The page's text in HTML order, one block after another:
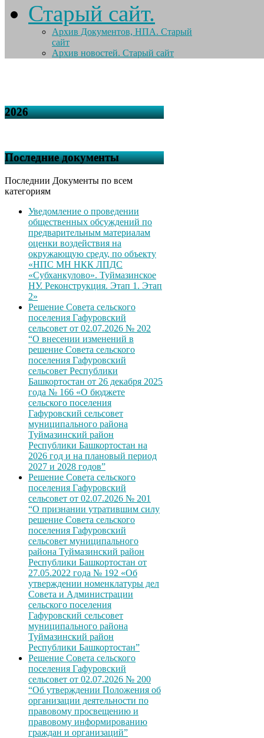
Старый сайт.
Архив Документов, НПА. Старый
сайт
Архив новостей. Старый сайт
2026
Последние документы
Последнии Документы по всем
категориям
Уведомление о проведении
общественных обсуждений по
предварительным материалам
оценки воздействия на
окружающую среду, по объекту
«НПС МН НКК ЛПДС
«Субханкулово». Туймазинское
НУ. Реконструкция. Этап 1. Этап
2»
Решение Совета сельского
поселения Гафуровский
сельсовет от 02.07.2026 № 202
“О внесении изменений в
решение Совета сельского
поселения Гафуровский
сельсовет Республики
Башкортостан от 26 декабря 2025
года № 166 «О бюджете
сельского поселения
Гафуровский сельсовет
муниципального района
Туймазинский район
Республики Башкортостан на
2026 год и на плановый период
2027 и 2028 годов”
Решение Совета сельского
поселения Гафуровский
сельсовет от 02.07.2026 № 201
“О признании утратившим силу
решение Совета сельского
поселения Гафуровский
сельсовет муниципального
района Туймазинский район
Республики Башкортостан от
27.05.2022 года № 192 «Об
утверждении номенклатуры дел
Совета и Администрации
сельского поселения
Гафуровский сельсовет
муниципального района
Туймазинский район
Республики Башкортостан”
Решение Совета сельского
поселения Гафуровский
сельсовет от 02.07.2026 № 200
“Об утверждении Положения об
организации деятельности по
правовому просвещению и
правовому информированию
граждан и организаций”